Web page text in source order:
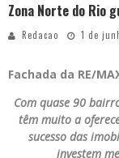
Zona Norte do Rio
Redacao 1 de
Fachada da RE/
Com quase 90
têm muito a
sucesso das
investem